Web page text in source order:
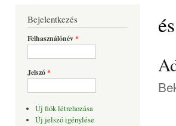
Bejelentkezés
Felhasználónév*
Jelszó*
Új fiók létrehozása
Új jelszó igénylése